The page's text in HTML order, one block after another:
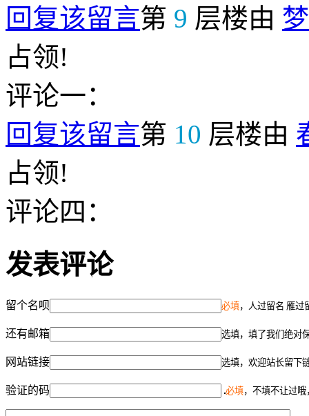
回复该留言第 9 层楼由
占领!
评论一：
回复该留言第 10 层楼由
占领!
评论四：
发表评论
留个名呗 必填，人过留名 雁过
还有邮箱 选填，填了我们绝对
网站链接 选填，欢迎站长留下
验证的码 必填，不填不让过